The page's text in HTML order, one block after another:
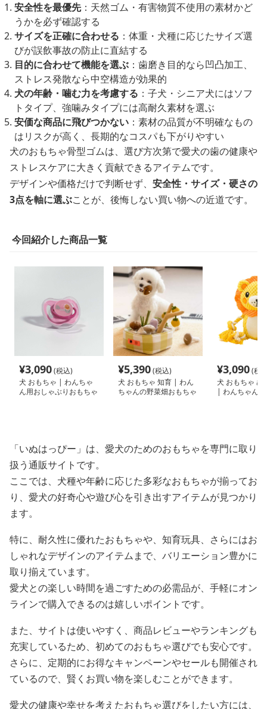
安全性を最優先：天然ゴム・有害物質不使用の素材かど
うかを必ず確認する
サイズを正確に合わせる ：体重・犬種に応じたサイズ選
びが誤飲事故の防止に直結する
目的に合わせて機能を選ぶ ：歯磨き目的なら凹凸加工、
ストレス発散なら中空構造が効果的
犬の年齢・噛む力を考慮する ：子犬・シニア犬にはソフ
トタイプ、強噛みタイプには高耐久素材を選ぶ
安価な商品に飛びつかない ：素材の品質が不明確なもの
はリスクが高く、長期的なコスパも下がりやすい
犬のおもちゃ骨型ゴムは、選び方次第で愛犬の歯の健康や
ストレスケアに大きく貢献できるアイテムです。
デザインや価格だけで判断せず、 安全性・サイズ・硬さの
3点を軸に選ぶことが、後悔しない買い物への近道です。
今回紹介した商品一覧
¥3,090(税込)
犬 おもちゃ | わんちゃ
ん用おしゃぶりおもちゃ
¥5,390(税込)
犬 おもちゃ 知育 | わん
ちゃんの野菜畑おもちゃ
¥3,090(税
犬 おもちゃ ぬ
| わんちゃん
「いぬはっぴー」は、愛犬のためのおもちゃを専門に取り
扱う通販サイトです。
ここでは、犬種や年齢に応じた多彩なおもちゃが揃ってお
り、愛犬の好奇心や遊び心を引き出すアイテムが見つかり
ます。
特に、耐久性に優れたおもちゃや、知育玩具、さらにはお
しゃれなデザインのアイテムまで、バリエーション豊かに
取り揃えています。
愛犬との楽しい時間を過ごすための必需品が、手軽にオン
ラインで購入できるのは嬉しいポイントです。
また、サイトは使いやすく、商品レビューやランキングも
充実しているため、初めてのおもちゃ選びでも安心です。
さらに、定期的にお得なキャンペーンやセールも開催され
ているので、賢くお買い物を楽しむことができます。
愛犬の健康や幸せを考えたおもちゃ選びをしたい方には、